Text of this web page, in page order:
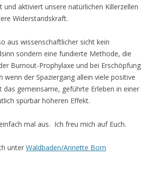
und aktiviert unsere natürlichen Killerzellen
Widerstandskraft.
aus wissenschaftlicher sicht kein
sondern eine fundierte Methode, die
Burnout-Prophylaxe und bei Erschöpfung
wenn der Spaziergang allein viele positive
das gemeinsame, geführte Erleben in einer
spürbar höheren Effekt.
mal aus. Ich freu mich auf Euch.
unter Waldbaden/Annette Born